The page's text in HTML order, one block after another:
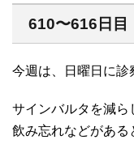
610〜616日目
今週は、日曜日に診
サインバルタを減ら
飲み忘れなどがある